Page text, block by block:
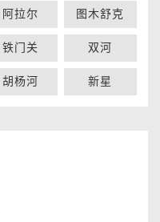
阿拉尔 图木舒克
铁门关 双河
胡杨河 新星